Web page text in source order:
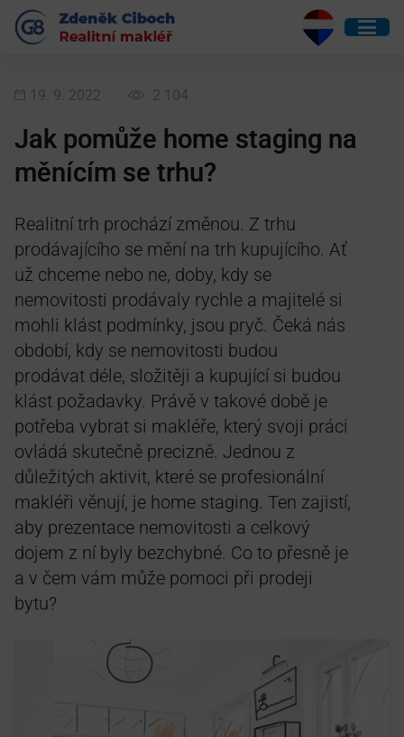
19. 9. 2022 2 104
Jak pomůže home staging na
měnícím se trhu?
Realitní trh prochází změnou. Z trhu
prodávajícího se mění na trh kupujícího. Ať
už chceme nebo ne, doby, kdy se
nemovitosti prodávaly rychle a majitelé si
mohli klást podmínky, jsou pryč. Čeká nás
období, kdy se nemovitosti budou
prodávat déle, složitěji a kupující si budou
klást požadavky. Právě v takové době je
potřeba vybrat si makléře, který svoji práci
ovládá skutečně precizně. Jednou z
důležitých aktivit, které se profesionální
makléři věnují, je home staging. Ten zajistí,
aby prezentace nemovitosti a celkový
dojem z ní byly bezchybné. Co to přesně je
a v čem vám může pomoci při prodeji
bytu?